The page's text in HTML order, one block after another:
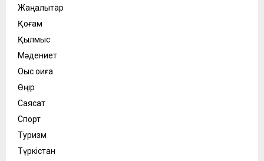
Жаңалықтар
Қоғам
Қылмыс
Мәдениет
Оқыс оқиға
Өңір
Саясат
Спорт
Туризм
Түркістан